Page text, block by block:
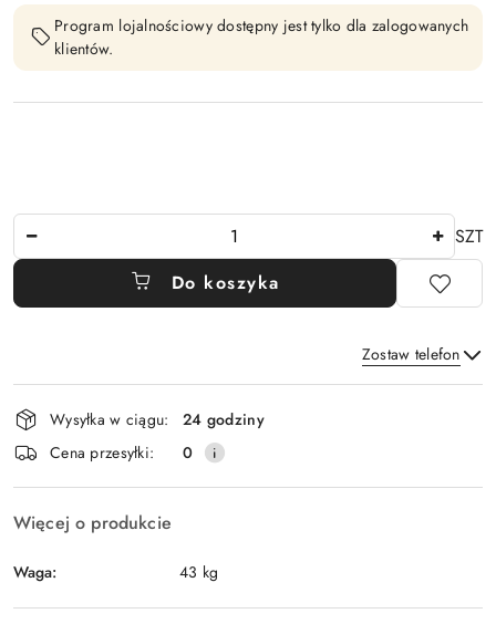
Program lojalnościowy dostępny jest tylko dla zalogowanych
klientów.
SZT
Do koszyka
Zostaw telefon
Wyślij
Dostępność
i
dostawa
Wysyłka w ciągu:
24 godziny
Cena przesyłki:
0
Więcej o produkcie
Waga: 43 kg